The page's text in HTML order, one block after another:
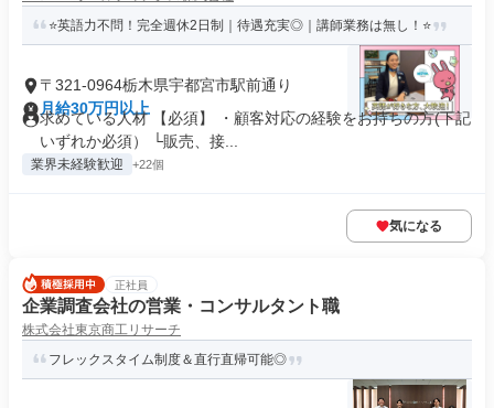
⭐英語力不問！完全週休2日制｜待遇充実◎｜講師業務は無し！⭐
〒321-0964栃木県宇都宮市駅前通り
月給30万円以上
求めている人材 【必須】 ・顧客対応の経験をお持ちの方(下記
いずれか必須） └販売、接...
業界未経験歓迎 +22個
気になる
正社員
企業調査会社の営業・コンサルタント職
株式会社東京商工リサーチ
フレックスタイム制度＆直行直帰可能◎